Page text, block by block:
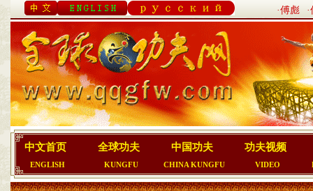
·傅彪
中文首页
ENGLISH
全球功夫
KUNGFU
中国功夫
CHINA KUNGFU
功夫视频
VIDEO